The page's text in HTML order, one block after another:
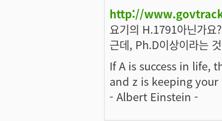
http://
요기의 H.1791아닌가요
근데, Ph.D이상이라는
If A is success in life,
and z is keeping
- Albert Einstein -